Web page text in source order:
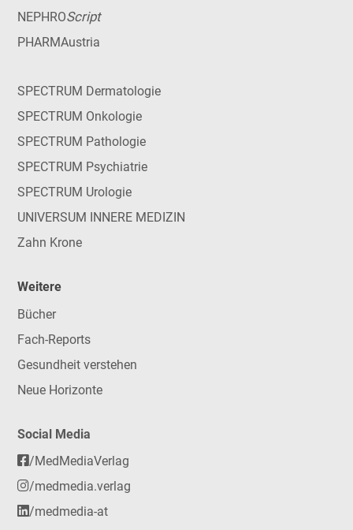
NEPHROScript
PHARMAustria
SPECTRUM Dermatologie
SPECTRUM Onkologie
SPECTRUM Pathologie
SPECTRUM Psychiatrie
SPECTRUM Urologie
UNIVERSUM INNERE MEDIZIN
Zahn Krone
Weitere
Bücher
Fach-Reports
Gesundheit verstehen
Neue Horizonte
Social Media
/MedMediaVerlag
/medmedia.verlag
/medmedia-at